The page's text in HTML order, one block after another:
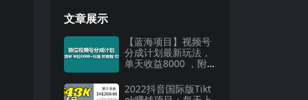
文章展示
【蓝海项目】视频号
分成计划最新玩法，
单天收益8000 ，附
2022抖音国际版Tikt